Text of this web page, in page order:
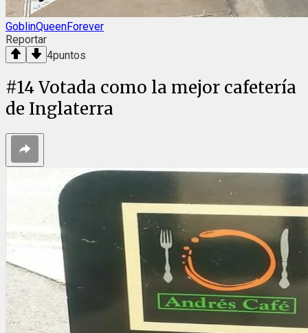
GoblinQueenForever
Reportar
4puntos
#14Votada como la mejor cafetería
de Inglaterra